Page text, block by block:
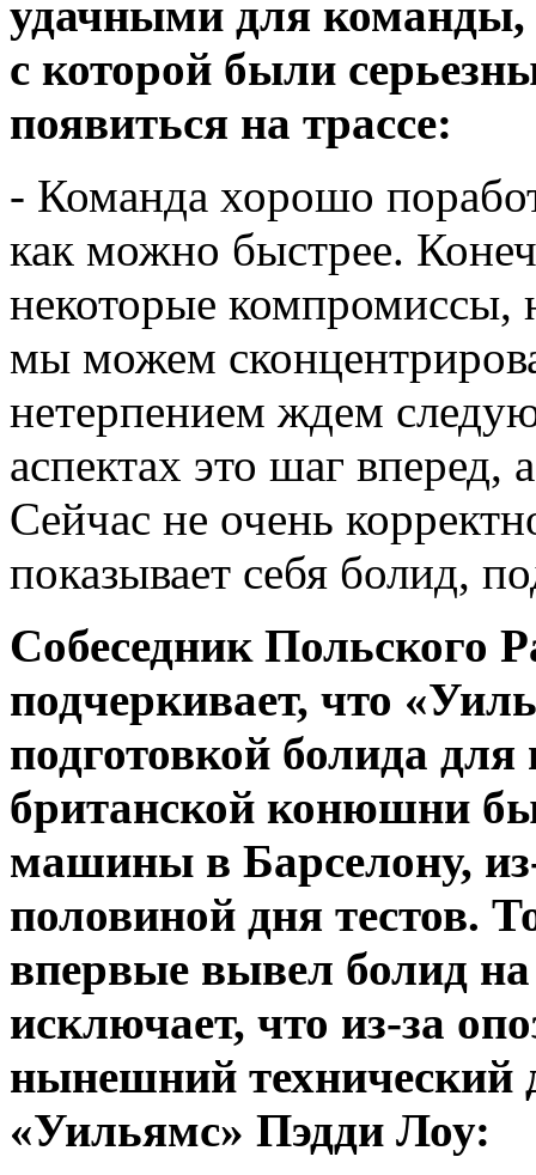
удачными для
с которой были
появиться на трассе:
- Команда хорошо
как можно быстрее.
некоторые компромиссы,
мы можем
нетерпением ждем
аспектах это шаг вперед,
Сейчас не очень
показывает себя болид,
Собеседник Польского
подчеркивает, что
подготовкой болида
британской конюшни
машины в Барселону,
половиной дня тестов.
впервые вывел болид
исключает, что из-за
нынешний технический
«Уильямс» Пэдди Лоу: